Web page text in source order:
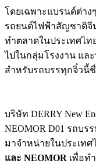
โดยเฉพาะแบรนด์ต่าง
รถยนต์ไฟฟ้าสัญชาติจี
ทำตลาดในประเทศไท
ไปในกลุ่มโรงงาน แล
สำหรับรถบรรทุกจิ๋วนี้ชื่
บริษัท DERRY New
NEOMOR D01 รถบ
มาจำหน่ายในประเท
และ NEOMOR เพื่อท